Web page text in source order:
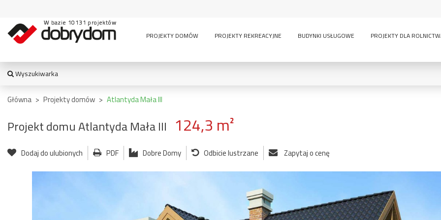
W bazie 10131 projektów
PROJEKTY DOMÓW
PROJEKTY REKREACYJNE BUDYNKI USŁUGOWE PROJEKTY DLA
Wyszukiwarka
WYSZUKIWARKA
TYPY BUDYNKU:
jednorodzinny
dwurodzinny
altana
garaż
bud. socjalny
magazynowe
inwentarskie
sauna wielokondygnacyjny
bez garażu
Główna > Projekty domów > Atlantyda Mała III
Projekt domu Atlantyda Mała III 124,3 m²
Dodaj do ulubionych PDF Dobre Domy Odbicie lustrzane Zapytaj o cenę